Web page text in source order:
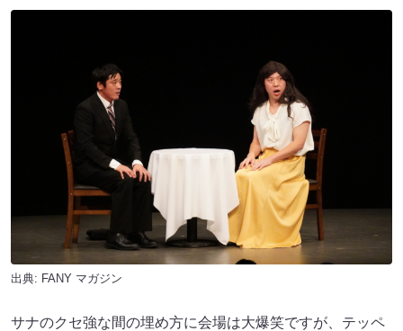
出典: FANY マガジン
サナのクセ強な間の埋め方に会場は大爆笑ですが、テッペ